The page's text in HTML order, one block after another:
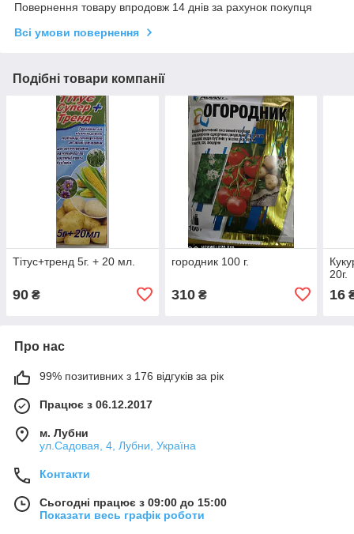
Повернення товару впродовж 14 днів за рахунок покупця
Всі умови повернення
Подібні товари компанії
Тітус+тренд 5г. + 20 мл.
90 ₴
городник 100 г.
310₴
20г.
16
Про нас
99% позитивних з 176 відгуків за рік
Працює з 06.12.2017
м. Лубни
ул.Садовая, 4, Лубни, Україна
Контакти
Сьогодні працює з 09:00 до 15:00
Показати весь графік роботи